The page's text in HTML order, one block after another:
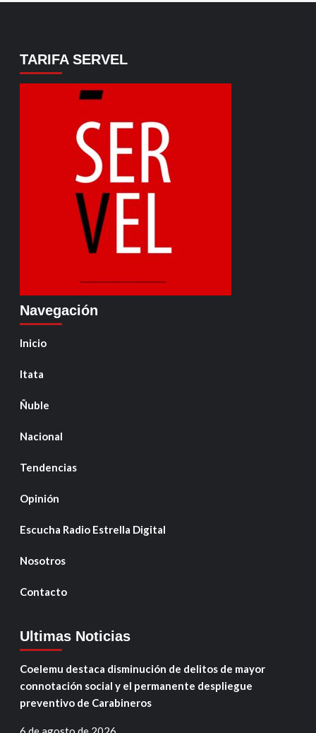
TARIFA SERVEL
Navegación
Inicio
Itata
Ñuble
Nacional
Tendencias
Opinión
Escucha Radio Estrella Digital
Nosotros
Contacto
Ultimas Noticias
Coelemu destaca disminución de delitos de mayor
connotación social y el permanente despliegue
preventivo de Carabineros